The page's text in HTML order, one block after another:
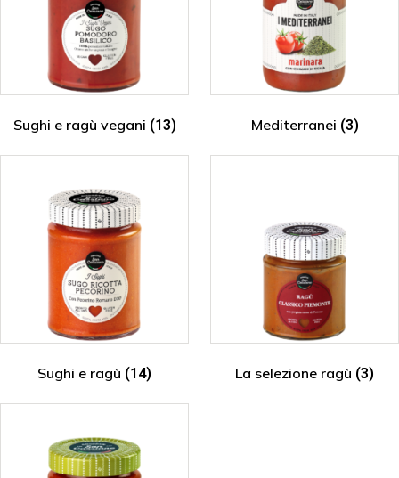
Sughi e ragù vegani (13) Mediterranei (3)
Sughi e ragù (14) La selezione ragù (3)